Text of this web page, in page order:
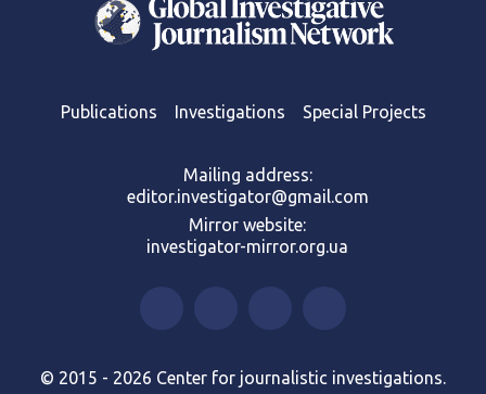
Publications Investigations Special Projects
Mailing address:
editor.investigator@gmail.com
Mirror website:
investigator-mirror.org.ua
© 2015 - 2026 Center for journalistic investigations.